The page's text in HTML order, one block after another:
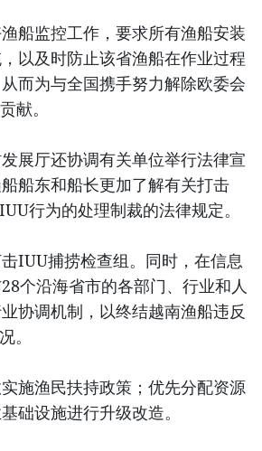
船监控工作，要求所有渔船安装
以及时防止该省渔船在作业过程
而为与全国携手努力解除欧委会
献。
展厅还协调有关单位举行法律宣
船东和船长更加了解有关打击
行为的处理制裁的法律规定。
IUU捕捞检查组。同时，在信息
个沿海省市的各部门、行业和人
协调机制，以终结越南渔船违反
。
施渔民扶持政策；优先分配资源
础设施进行升级改造。